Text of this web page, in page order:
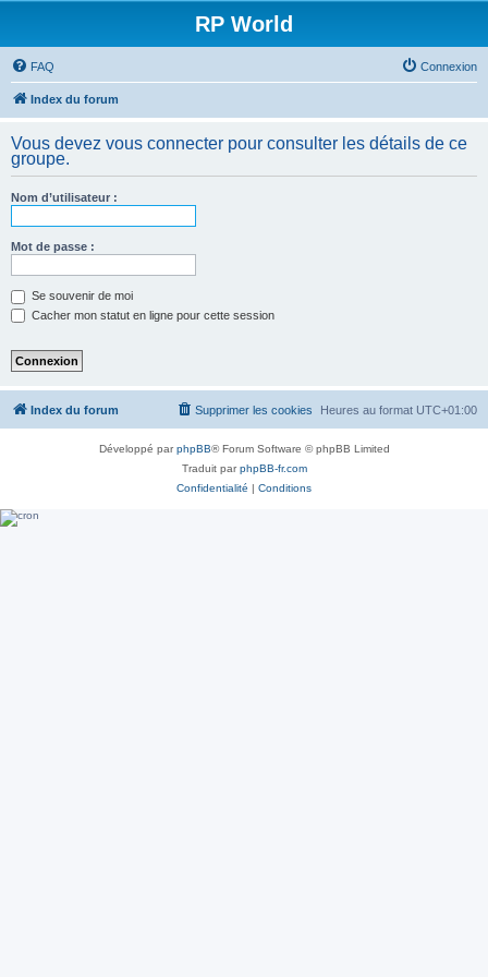
RP World
FAQ Connexion
Index du forum
Vous devez vous connecter pour consulter les détails de ce
groupe.
Nom d’utilisateur :
Mot de passe :
Se souvenir de moi
Cacher mon statut en ligne pour cette session
Index du forum Heures au format UTC+01:00
Supprimer les cookies
Développé parphpBB® Forum Software © phpBB Limited
Traduit parphpBB-fr.com
Confidentialité | Conditions